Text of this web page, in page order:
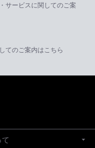
サービスに関してのご案
てのご案内はこちら